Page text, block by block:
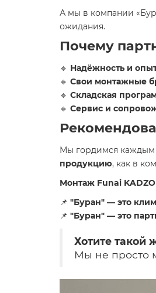
А мы в компании
ожидания.
Почему
🔹 Надёжность и
🔹 Свои монтажные
🔹 Складская
🔹 Сервис и
Мы гордимся каждым
продукцию, как в
Монтаж Funai
📌 "Буран" — это
📌 "Буран" — это
Хотите такой
Мы не просто